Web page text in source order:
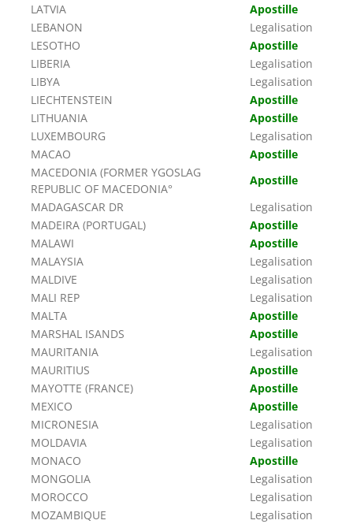
LATVIA
Apostille
LEBANON
Legalisation
LESOTHO
Apostille
LIBERIA
Legalisation
LIBYA
Legalisation
LIECHTENSTEIN
Apostille
LITHUANIA
Apostille
LUXEMBOURG
Legalisation
MACAO
Apostille
MACEDONIA (FORMER YGOSLAG
REPUBLIC OF MACEDONIA°
Apostille
MADAGASCAR DR
Legalisation
MADEIRA (PORTUGAL)
Apostille
MALAWI
Apostille
MALAYSIA
Legalisation
MALDIVE
Legalisation
MALI REP
Legalisation
MALTA
Apostille
MARSHAL ISANDS
Apostille
MAURITANIA
Legalisation
MAURITIUS
Apostille
MAYOTTE (FRANCE)
Apostille
MEXICO
Apostille
MICRONESIA
Legalisation
MOLDAVIA
Legalisation
MONACO
Apostille
MONGOLIA
Legalisation
MOROCCO
Legalisation
MOZAMBIQUE
Legalisation